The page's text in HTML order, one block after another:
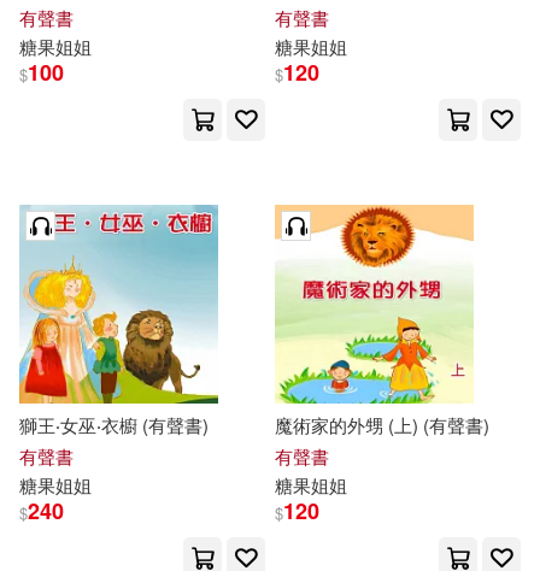
有聲書
糖果姐姐
$100
有聲書
糖果姐姐
$120
獅王‧女巫‧衣櫥 (有聲書)
有聲書
糖果姐姐
$240
魔術家的外甥 (上) (有聲書)
有聲書
糖果姐姐
$120